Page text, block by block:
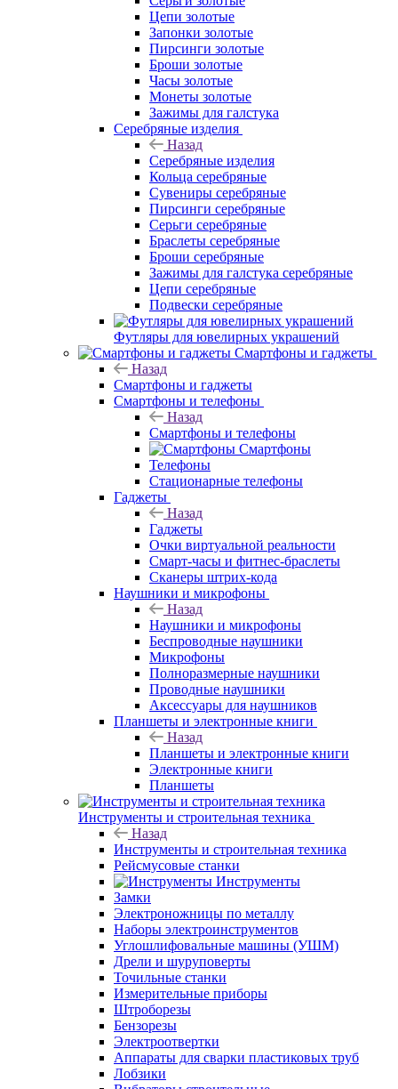
Цепи золотые
Запонки золотые
Пирсинги золотые
Броши золотые
Часы золотые
Монеты золотые
Зажимы для галстука
Серебряные изделия
Назад
Серебряные изделия
Кольца серебряные
Сувениры серебряные
Пирсинги серебряные
Серьги серебряные
Браслеты серебряные
Броши серебряные
Зажимы для галстука серебряные
Цепи серебряные
Подвески серебряные
Футляры для ювелирных украшений
Смартфоны и гаджеты
Назад
Смартфоны и гаджеты
Смартфоны и телефоны
Назад
Смартфоны и телефоны
Смартфоны
Телефоны
Стационарные телефоны
Гаджеты
Назад
Гаджеты
Очки виртуальной реальности
Смарт-часы и фитнес-браслеты
Сканеры штрих-кода
Наушники и микрофоны
Назад
Наушники и микрофоны
Беспроводные наушники
Микрофоны
Полноразмерные наушники
Проводные наушники
Аксессуары для наушников
Планшеты и электронные книги
Назад
Планшеты и электронные книги
Электронные книги
Планшеты
Инструменты и строительная техника
Назад
Инструменты и строительная техника
Рейсмусовые станки
Инструменты
Замки
Электроножницы по металлу
Наборы электроинструментов
Углошлифовальные машины (УШМ)
Дрели и шуруповерты
Точильные станки
Измерительные приборы
Штроборезы
Бензорезы
Электроотвертки
Аппараты для сварки пластиковых труб
Лобзики